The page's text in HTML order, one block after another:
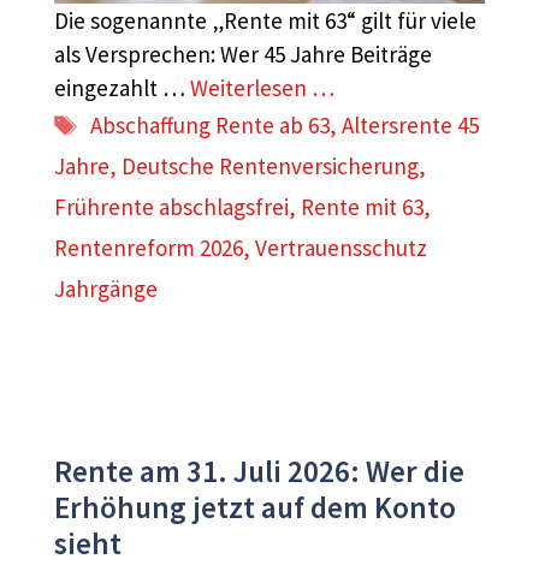
Die sogenannte „Rente mit 63“ gilt für viele
als Versprechen: Wer 45 Jahre Beiträge
eingezahlt … Weiterlesen …
Schlagwörter
Abschaffung Rente ab 63,Altersrente 45
Jahre, Deutsche Rentenversicherung,
Frührente abschlagsfrei, Rente mit 63,
Rentenreform 2026, Vertrauensschutz
Jahrgänge
Rente am 31. Juli 2026: Wer die
Erhöhung jetzt auf dem Konto
sieht